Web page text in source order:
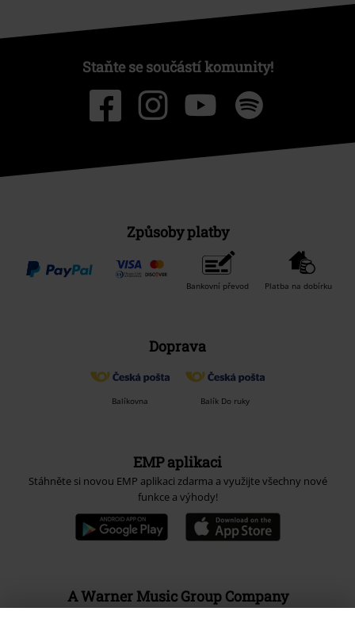
Staňte se součástí komunity!
Způsoby platby
Bankovní převod Platba na dobírku
Doprava
Balíkovna Balík Do ruky
EMP aplikaci
Stáhněte si novou EMP aplikaci zdarma a využijte všechny nové
funkce a výhody!
A Warner Music Group Company